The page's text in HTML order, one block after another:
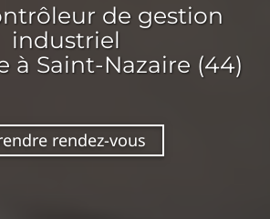
de gestion
industriel
à Saint-Nazaire (44)
rendez-vous